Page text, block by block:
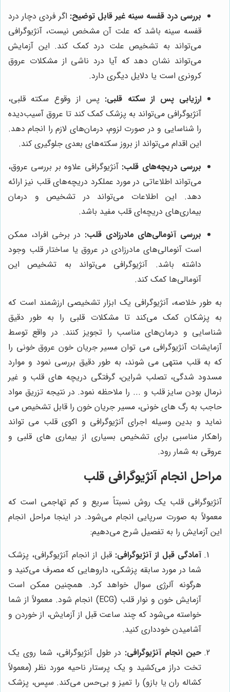
بررسی درد قفسه سینه غیر قابل توضیح: اگر فردی دچار درد
قفسه سینه باشد که علت آن مشخص نیست، آنژیوگرافی
می‌تواند به تشخیص علت درد کمک کند. این آزمایش
می‌تواند نشان دهد که آیا درد ناشی از مشکلات عروق
کرونری است یا دلایل دیگری دارد.
ارزیابی پس از سکته قلبی: پس از وقوع سکته قلبی،
آنژیوگرافی می‌تواند به پزشک کمک کند تا عروق آسیب‌دیده
را شناسایی و در صورت لزوم، درمان‌های لازم را انجام دهد.
این اقدام می‌تواند از بروز سکته‌های بعدی جلوگیری کند.
بررسی دریچه‌های قلب: آنژیوگرافی علاوه بر بررسی عروق،
می‌تواند اطلاعاتی در مورد عملکرد دریچه‌های قلب نیز ارائه
دهد. این اطلاعات می‌تواند در تشخیص و درمان
بیماری‌های دریچه‌ای قلب مفید باشد.
بررسی آنومالی‌های مادرزادی قلب: در برخی افراد، ممکن
است آنومالی‌های مادرزادی در عروق یا ساختار قلب وجود
داشته باشد. آنژیوگرافی می‌تواند به تشخیص این
آنومالی‌ها کمک کند.
به طور خلاصه، آنژیوگرافی یک ابزار تشخیصی ارزشمند است که
به پزشکان کمک می‌کند تا مشکلات قلبی را به طور دقیق
شناسایی و درمان‌های مناسب را تجویز کنند. در واقع توسط
آزمایشات آنژیوگرافی می توان مسیر جریان خون عروق خونی را
که به قلب منتهی می شوند، به طور دقیق بررسی نمود و موارد
مسدود شدگی، تصلب شراین، گرفتگی دریچه های قلب و غیر
نرمال بودن سایز قلب و ... را ملاحظه نمود. در نتیجه تزریق مواد
حاجب به رگ های خونی، مسیر جریان خون را قابل تشخیص می
نماید و بدین وسیله اجرای آنژیوگرافی و اکوی قلب می تواند
راهکار مناسبی برای تشخیص بسیاری از بیماری های قلبی و
عروقی به شمار رود.
مراحل انجام آنژیوگرافی قلب
آنژیوگرافی قلب یک روش نسبتاً سریع و کم تهاجمی است که
معمولاً به صورت سرپایی انجام می‌شود. در اینجا مراحل انجام
این آزمایش را به تفصیل شرح می‌دهیم:
آمادگی قبل از آنژیوگرافی: قبل از انجام آنژیوگرافی، پزشک
شما در مورد سابقه پزشکی، داروهایی که مصرف می‌کنید و
هرگونه آلرژی سوال خواهد کرد. همچنین ممکن است
آزمایش خون و نوار قلب (ECG) انجام شود. معمولاً از شما
خواسته می‌شود که چند ساعت قبل از آزمایش، از خوردن و
آشامیدن خودداری کنید.
حین انجام آنژیوگرافی: در طول آنژیوگرافی، شما روی یک
تخت دراز می‌کشید و یک پرستار ناحیه مورد نظر (معمولاً
کشاله ران یا بازو) را تمیز و بی‌حس می‌کند. سپس، پزشک